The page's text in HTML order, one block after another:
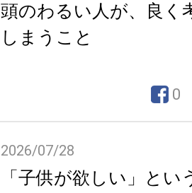
頭のわるい人が、良く
しまうこと
0
2026/07/28
「子供が欲しい」とい